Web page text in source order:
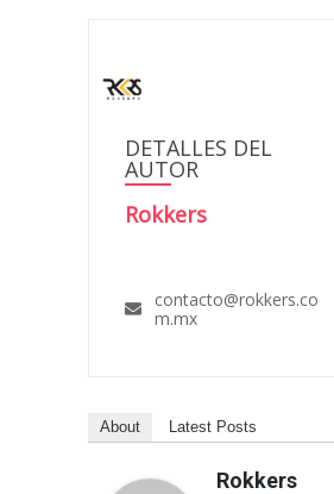
DETALLES DEL
AUTOR
Rokkers
contacto@rokkers.co
m.mx
About Latest Posts
Rokkers